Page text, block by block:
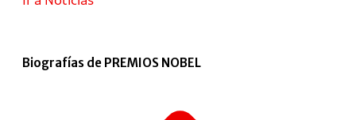
Biografías de PREMIOS NOBEL